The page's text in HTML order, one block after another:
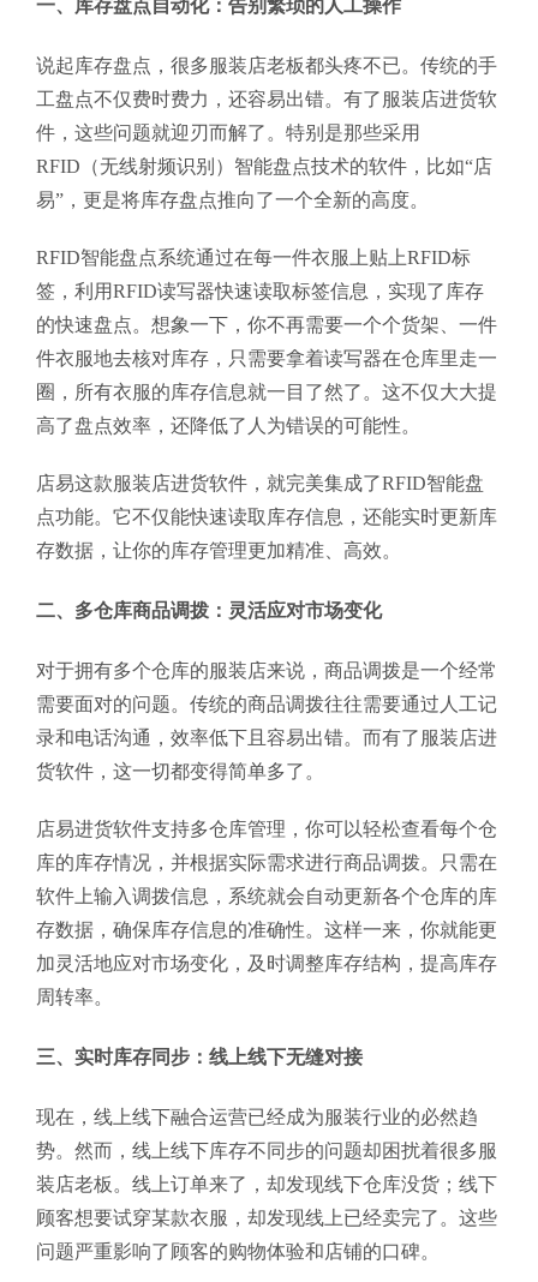
一、库存盘点自动化：告别繁琐的人工操作
说起库存盘点，很多服装店老板都头疼不已。传统的手
工盘点不仅费时费力，还容易出错。有了服装店进货软
件，这些问题就迎刃而解了。特别是那些采用
RFID（无线射频识别）智能盘点技术的软件，比如“店
易”，更是将库存盘点推向了一个全新的高度。
RFID智能盘点系统通过在每一件衣服上贴上RFID标
签，利用RFID读写器快速读取标签信息，实现了库存
的快速盘点。想象一下，你不再需要一个个货架、一件
件衣服地去核对库存，只需要拿着读写器在仓库里走一
圈，所有衣服的库存信息就一目了然了。这不仅大大提
高了盘点效率，还降低了人为错误的可能性。
店易这款服装店进货软件，就完美集成了RFID智能盘
点功能。它不仅能快速读取库存信息，还能实时更新库
存数据，让你的库存管理更加精准、高效。
二、多仓库商品调拨：灵活应对市场变化
对于拥有多个仓库的服装店来说，商品调拨是一个经常
需要面对的问题。传统的商品调拨往往需要通过人工记
录和电话沟通，效率低下且容易出错。而有了服装店进
货软件，这一切都变得简单多了。
店易进货软件支持多仓库管理，你可以轻松查看每个仓
库的库存情况，并根据实际需求进行商品调拨。只需在
软件上输入调拨信息，系统就会自动更新各个仓库的库
存数据，确保库存信息的准确性。这样一来，你就能更
加灵活地应对市场变化，及时调整库存结构，提高库存
周转率。
三、实时库存同步：线上线下无缝对接
现在，线上线下融合运营已经成为服装行业的必然趋
势。然而，线上线下库存不同步的问题却困扰着很多服
装店老板。线上订单来了，却发现线下仓库没货；线下
顾客想要试穿某款衣服，却发现线上已经卖完了。这些
问题严重影响了顾客的购物体验和店铺的口碑。